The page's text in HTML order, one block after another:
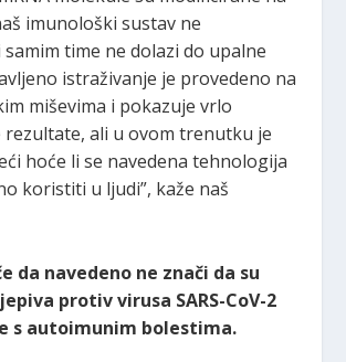
imunološki sustav ne
time ne dolazi do upalne
istraživanje je provedeno na
miševima i pokazuje vrlo
rezultate, ali u ovom trenutku je
hoće li se navedena tehnologija
koristiti u ljudi”, kaže naš
da navedeno ne znači da su
protiv virusa SARS-CoV-2
s autoimunim bolestima.